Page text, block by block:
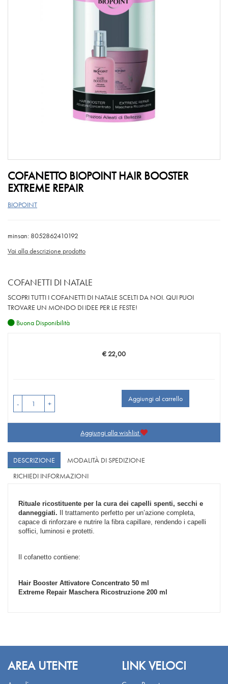
COFANETTO BIOPOINT HAIR BOOSTER
EXTREME REPAIR
BIOPOINT
minsan: 8052862410192
Vai alla descrizione prodotto
COFANETTI DI NATALE
SCOPRI TUTTI I COFANETTI DI NATALE SCELTI DA NOI. QUI PUOI
TROVARE UN MONDO DI IDEE PER LE FESTE!
Buona Disponibilità
Prezzo
€ 22,00
- +
Aggiungi al carrello
Aggiungi alla wishlist
DESCRIZIONE
MODALITÀ DI SPEDIZIONE
RICHIEDI INFORMAZIONI
Rituale ricostituente per la cura dei capelli spenti, secchi e
danneggiati. Il trattamento perfetto per un’azione completa,
capace di rinforzare e nutrire la fibra capillare, rendendo i capelli
soffici, luminosi e protetti.
Il cofanetto contiene:
Hair Booster Attivatore Concentrato 50 ml
Extreme Repair Maschera Ricostruzione 200 ml
AREA UTENTE LINK VELOCI